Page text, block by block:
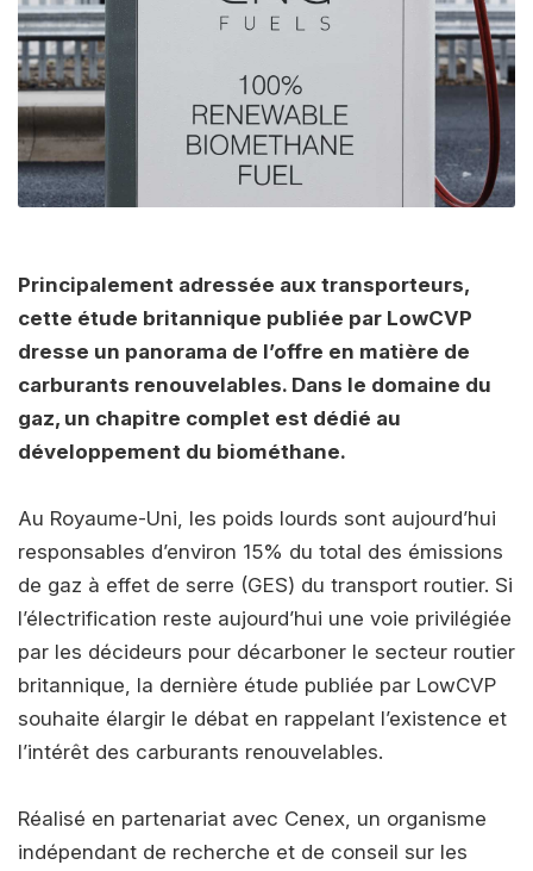
Principalement adressée aux transporteurs,
cette étude britannique publiée par LowCVP
dresse un panorama de l’offre en matière de
carburants renouvelables. Dans le domaine du
gaz, un chapitre complet est dédié au
développement du biométhane.
Au Royaume-Uni, les poids lourds sont aujourd’hui
responsables d’environ 15% du total des émissions
de gaz à effet de serre (GES) du transport routier. Si
l’électrification reste aujourd’hui une voie privilégiée
par les décideurs pour décarboner le secteur routier
britannique, la dernière étude publiée par LowCVP
souhaite élargir le débat en rappelant l’existence et
l’intérêt des carburants renouvelables.
Réalisé en partenariat avec Cenex, un organisme
indépendant de recherche et de conseil sur les